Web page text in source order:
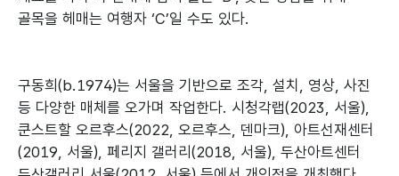
골목을 헤매는 여행자 ‘C’일 수도 있다.
구동희(b.1974)는 서울을 기반으로 조각, 설치, 영상, 사진
등 다양한 매체를 오가며 작업한다. 시청각랩(2023, 서울),
쿤스트할 오르후스(2022, 오르후스, 덴마크), 아트선재센터
(2019, 서울), 페리지 갤러리(2018, 서울), 두산아트센터